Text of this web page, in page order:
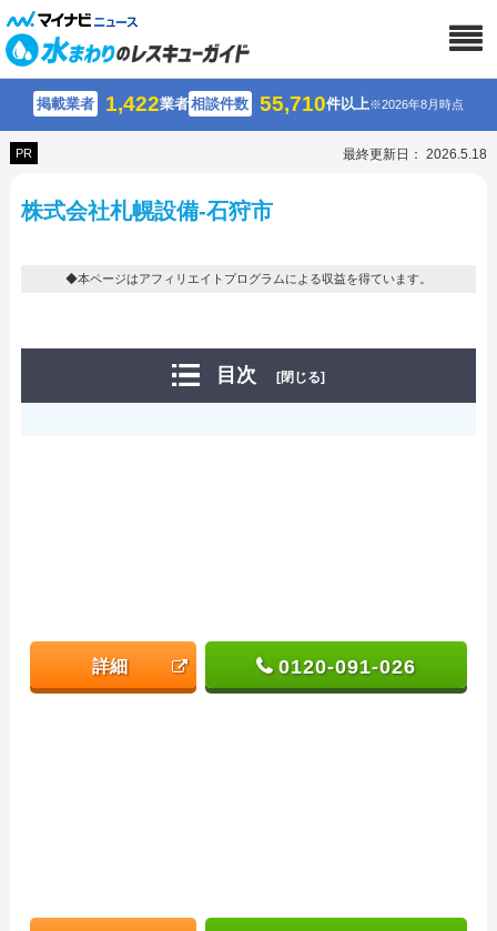
掲載業者 1,422業者相談件数 55,710件以上※2026年8月時点
PR 最終更新日： 2026.5.18
株式会社札幌設備-石狩市
◆本ページはアフィリエイトプログラムによる収益を得ています。
目次 [閉じる]
詳細 0120-091-026